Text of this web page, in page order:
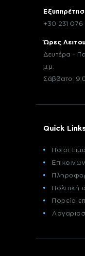
+30 231 076
Ώρες
Δευτέρα -
μ.μ.
Σάββατο:
Quick Links
Ποιοι
Πολιτική
Πορεία